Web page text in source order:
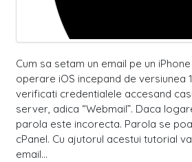
Cum sa setam un email pe un
operare iOS incepand de versiunea
verificati credentialele accesand
server, adica “Webmail”. Daca
parola este incorecta. Parola se
cPanel. Cu ajutorul acestui tutorial
email…